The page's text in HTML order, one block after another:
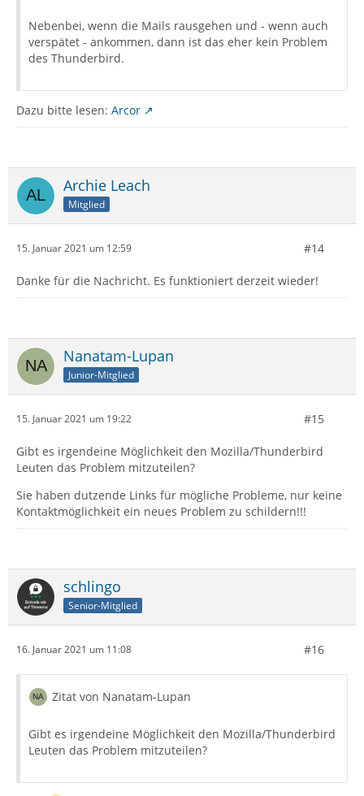
Nebenbei, wenn die Mails rausgehen und - wenn auch
verspätet - ankommen, dann ist das eher kein Problem
des Thunderbird.
Dazu bitte lesen: Arcor
Archie Leach
Mitglied
15. Januar 2021 um 12:59 #14
Danke für die Nachricht. Es funktioniert derzeit wieder!
Nanatam-Lupan
Junior-Mitglied
15. Januar 2021 um 19:22 #15
Gibt es irgendeine Möglichkeit den Mozilla/Thunderbird
Leuten das Problem mitzuteilen?
Sie haben dutzende Links für mögliche Probleme, nur keine
Kontaktmöglichkeit ein neues Problem zu schildern!!!
schlingo
Senior-Mitglied
16. Januar 2021 um 11:08 #16
Zitat von Nanatam-Lupan
Gibt es irgendeine Möglichkeit den Mozilla/Thunderbird
Leuten das Problem mitzuteilen?